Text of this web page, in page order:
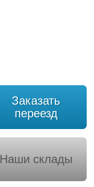
Заказать
переезд
Наши склады